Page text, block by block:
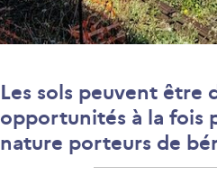
Les sols peuvent être
opportunités à la fois
nature porteurs de